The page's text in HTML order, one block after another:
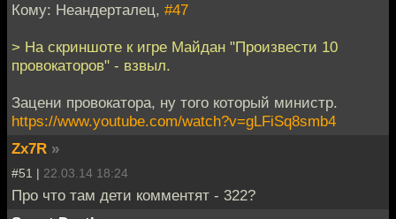
Кому: Неандерталец, #47
> На скриншоте к игре Майдан "Произвести 10
провокаторов" - взвыл.
Зацени провокатора, ну того который министр.
https://www.youtube.com/watch?v=gLFiSq8smb4
Zx7R »
#51 | 22.03.14 18:24
Про что там дети комментят - 322?